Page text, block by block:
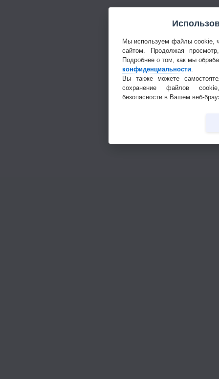
Мы используем файлы cookie,
сайтом. Продолжая
Подробнее о том, как мы
конфиденциальности
Вы также можете
сохранение файлов
безопасности в Вашем веб-